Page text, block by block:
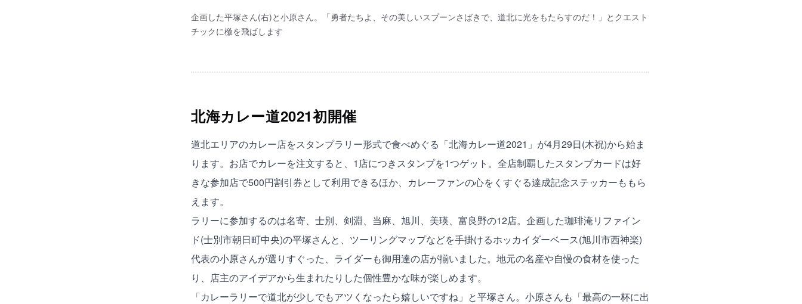
企画した平塚さん(右)と小原さん。「勇者たちよ、その美しいスプーンさばきで、道北に光をもたらすのだ！」とクエスト
チックに檄を飛ばします
北海カレー道2021初開催
道北エリアのカレー店をスタンプラリー形式で食べめぐる「北海カレー道2021」が4月29日(木祝)から始ま
ります。お店でカレーを注文すると、1店につきスタンプを1つゲット。全店制覇したスタンプカードは好
きな参加店で500円割引券として利用できるほか、カレーファンの心をくすぐる達成記念ステッカーももら
えます。
ラリーに参加するのは名寄、士別、剣淵、当麻、旭川、美瑛、富良野の12店。企画した珈琲淹リファイン
ド(士別市朝日町中央)の平塚さんと、ツーリングマップなどを手掛けるホッカイダーベース(旭川市西神楽)
代表の小原さんが選りすぐった、ライダーも御用達の店が揃いました。地元の名産や自慢の食材を使った
り、店主のアイデアから生まれたりした個性豊かな味が楽しめます。
「カレーラリーで道北が少しでもアツくなったら嬉しいですね」と平塚さん。小原さんも「最高の一杯に出